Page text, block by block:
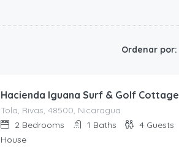
Ordenar por:
Hacienda Iguana Surf & Golf Cottage
Tola, Rivas, 48500, Nicaragua
2 Bedrooms 1 Baths 4 Guests
House